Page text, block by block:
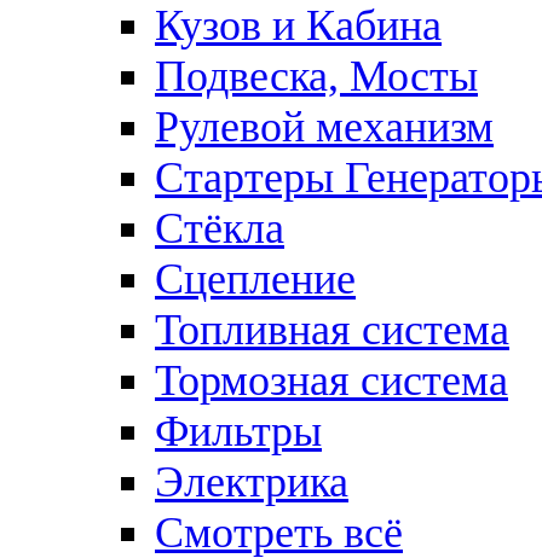
Кузов и Кабина
Подвеска, Мосты
Рулевой механизм
Стартеры
Стёкла
Сцепление
Топливная система
Тормозная система
Фильтры
Электрика
Смотреть всё